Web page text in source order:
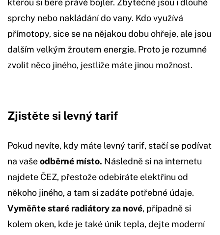
sprchy nebo nakládání do vany. Kdo využívá
přímotopy, sice se na nějakou dobu ohřeje, ale jsou
dalším velkým žroutem energie. Proto je rozumné
zvolit něco jiného, jestliže máte jinou možnost.
Zjistěte si levný tarif
Pokud nevíte, kdy máte levný tarif, stačí se podívat
na vašeodběrné místo. Následně si na internetu
najdete ČEZ, přestože odebíráte elektřinu od
někoho jiného, a tam si zadáte potřebné údaje.
Vyměňte staré radiátory za nové, případně si
kolem oken, kde je také únik tepla, dejte moderní